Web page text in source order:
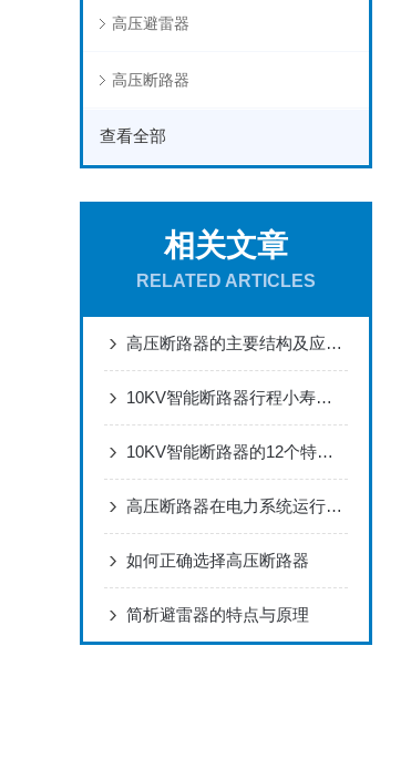
高压避雷器
高压断路器
查看全部
相关文章
RELATED ARTICLES
高压断路器的主要结构及应用介绍
10KV智能断路器行程小寿命长
10KV智能断路器的12个特点介绍
高压断路器在电力系统运行中的保护与调控作用
如何正确选择高压断路器
简析避雷器的特点与原理